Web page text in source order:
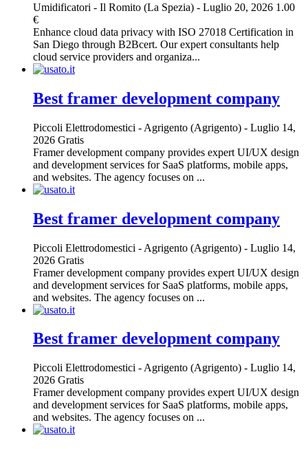
Umidificatori - Il Romito (La Spezia) - Luglio 20, 2026 1.00
€
Enhance cloud data privacy with ISO 27018 Certification in
San Diego through B2Bcert. Our expert consultants help
cloud service providers and organiza...
Best framer development company
Piccoli Elettrodomestici - Agrigento (Agrigento) - Luglio 14,
2026 Gratis
Framer development company provides expert UI/UX design
and development services for SaaS platforms, mobile apps,
and websites. The agency focuses on ...
Best framer development company
Piccoli Elettrodomestici - Agrigento (Agrigento) - Luglio 14,
2026 Gratis
Framer development company provides expert UI/UX design
and development services for SaaS platforms, mobile apps,
and websites. The agency focuses on ...
Best framer development company
Piccoli Elettrodomestici - Agrigento (Agrigento) - Luglio 14,
2026 Gratis
Framer development company provides expert UI/UX design
and development services for SaaS platforms, mobile apps,
and websites. The agency focuses on ...